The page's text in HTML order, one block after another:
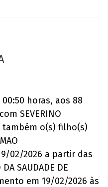
horas, aos 88
SEVERINO
também o(s) filho(s)
02/2026 a partir das
SAUDADE DE
em 19/02/2026 às